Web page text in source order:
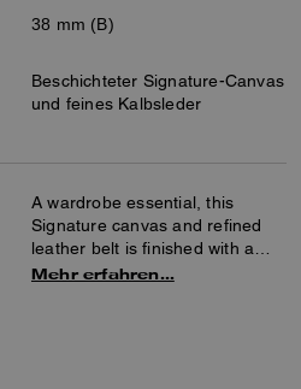
38 mm (B)
Beschichteter Signature-Canvas
und feines Kalbsleder
A wardrobe essential, this
Signature canvas and refined
leather belt is finished with a
roller buckle.
Mehr erfahren…